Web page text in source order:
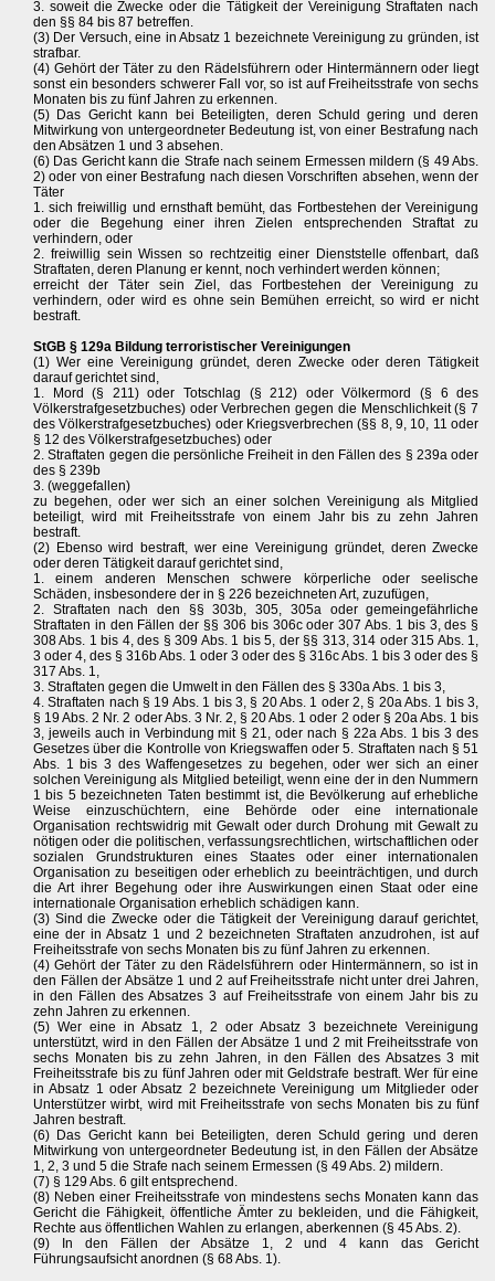
3. soweit die Zwecke oder die Tätigkeit der Vereinigung Straftaten nach
den §§ 84 bis 87 betreffen.
(3) Der Versuch, eine in Absatz 1 bezeichnete Vereinigung zu gründen, ist
strafbar.
(4) Gehört der Täter zu den Rädelsführern oder Hintermännern oder liegt
sonst ein besonders schwerer Fall vor, so ist auf Freiheitsstrafe von sechs
Monaten bis zu fünf Jahren zu erkennen.
(5) Das Gericht kann bei Beteiligten, deren Schuld gering und deren
Mitwirkung von untergeordneter Bedeutung ist, von einer Bestrafung nach
den Absätzen 1 und 3 absehen.
(6) Das Gericht kann die Strafe nach seinem Ermessen mildern (§ 49 Abs.
2) oder von einer Bestrafung nach diesen Vorschriften absehen, wenn der
Täter
1. sich freiwillig und ernsthaft bemüht, das Fortbestehen der Vereinigung
oder die Begehung einer ihren Zielen entsprechenden Straftat zu
verhindern, oder
2. freiwillig sein Wissen so rechtzeitig einer Dienststelle offenbart, daß
Straftaten, deren Planung er kennt, noch verhindert werden können;
erreicht der Täter sein Ziel, das Fortbestehen der Vereinigung zu
verhindern, oder wird es ohne sein Bemühen erreicht, so wird er nicht
bestraft.
StGB § 129a Bildung terroristischer Vereinigungen
(1) Wer eine Vereinigung gründet, deren Zwecke oder deren Tätigkeit
darauf gerichtet sind,
1. Mord (§ 211) oder Totschlag (§ 212) oder Völkermord (§ 6 des
Völkerstrafgesetzbuches) oder Verbrechen gegen die Menschlichkeit (§ 7
des Völkerstrafgesetzbuches) oder Kriegsverbrechen (§§ 8, 9, 10, 11 oder
§ 12 des Völkerstrafgesetzbuches) oder
2. Straftaten gegen die persönliche Freiheit in den Fällen des § 239a oder
des § 239b
3. (weggefallen)
zu begehen, oder wer sich an einer solchen Vereinigung als Mitglied
beteiligt, wird mit Freiheitsstrafe von einem Jahr bis zu zehn Jahren
bestraft.
(2) Ebenso wird bestraft, wer eine Vereinigung gründet, deren Zwecke
oder deren Tätigkeit darauf gerichtet sind,
1. einem anderen Menschen schwere körperliche oder seelische
Schäden, insbesondere der in § 226 bezeichneten Art, zuzufügen,
2. Straftaten nach den §§ 303b, 305, 305a oder gemeingefährliche
Straftaten in den Fällen der §§ 306 bis 306c oder 307 Abs. 1 bis 3, des §
308 Abs. 1 bis 4, des § 309 Abs. 1 bis 5, der §§ 313, 314 oder 315 Abs. 1,
3 oder 4, des § 316b Abs. 1 oder 3 oder des § 316c Abs. 1 bis 3 oder des §
317 Abs. 1,
3. Straftaten gegen die Umwelt in den Fällen des § 330a Abs. 1 bis 3,
4. Straftaten nach § 19 Abs. 1 bis 3, § 20 Abs. 1 oder 2, § 20a Abs. 1 bis 3,
§ 19 Abs. 2 Nr. 2 oder Abs. 3 Nr. 2, § 20 Abs. 1 oder 2 oder § 20a Abs. 1 bis
3, jeweils auch in Verbindung mit § 21, oder nach § 22a Abs. 1 bis 3 des
Gesetzes über die Kontrolle von Kriegswaffen oder 5. Straftaten nach § 51
Abs. 1 bis 3 des Waffengesetzes zu begehen, oder wer sich an einer
solchen Vereinigung als Mitglied beteiligt, wenn eine der in den Nummern
1 bis 5 bezeichneten Taten bestimmt ist, die Bevölkerung auf erhebliche
Weise einzuschüchtern, eine Behörde oder eine internationale
Organisation rechtswidrig mit Gewalt oder durch Drohung mit Gewalt zu
nötigen oder die politischen, verfassungsrechtlichen, wirtschaftlichen oder
sozialen Grundstrukturen eines Staates oder einer internationalen
Organisation zu beseitigen oder erheblich zu beeinträchtigen, und durch
die Art ihrer Begehung oder ihre Auswirkungen einen Staat oder eine
internationale Organisation erheblich schädigen kann.
(3) Sind die Zwecke oder die Tätigkeit der Vereinigung darauf gerichtet,
eine der in Absatz 1 und 2 bezeichneten Straftaten anzudrohen, ist auf
Freiheitsstrafe von sechs Monaten bis zu fünf Jahren zu erkennen.
(4) Gehört der Täter zu den Rädelsführern oder Hintermännern, so ist in
den Fällen der Absätze 1 und 2 auf Freiheitsstrafe nicht unter drei Jahren,
in den Fällen des Absatzes 3 auf Freiheitsstrafe von einem Jahr bis zu
zehn Jahren zu erkennen.
(5) Wer eine in Absatz 1, 2 oder Absatz 3 bezeichnete Vereinigung
unterstützt, wird in den Fällen der Absätze 1 und 2 mit Freiheitsstrafe von
sechs Monaten bis zu zehn Jahren, in den Fällen des Absatzes 3 mit
Freiheitsstrafe bis zu fünf Jahren oder mit Geldstrafe bestraft. Wer für eine
in Absatz 1 oder Absatz 2 bezeichnete Vereinigung um Mitglieder oder
Unterstützer wirbt, wird mit Freiheitsstrafe von sechs Monaten bis zu fünf
Jahren bestraft.
(6) Das Gericht kann bei Beteiligten, deren Schuld gering und deren
Mitwirkung von untergeordneter Bedeutung ist, in den Fällen der Absätze
1, 2, 3 und 5 die Strafe nach seinem Ermessen (§ 49 Abs. 2) mildern.
(7) § 129 Abs. 6 gilt entsprechend.
(8) Neben einer Freiheitsstrafe von mindestens sechs Monaten kann das
Gericht die Fähigkeit, öffentliche Ämter zu bekleiden, und die Fähigkeit,
Rechte aus öffentlichen Wahlen zu erlangen, aberkennen (§ 45 Abs. 2).
(9) In den Fällen der Absätze 1, 2 und 4 kann das Gericht
Führungsaufsicht anordnen (§ 68 Abs. 1).